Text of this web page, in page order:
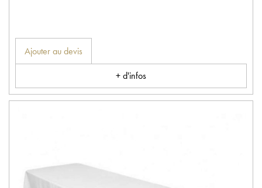
Ajouter au devis
+ d'infos